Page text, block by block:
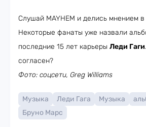
Слушай MAYHEM и делись мнением
Некоторые фанаты уже назвали
последние 15 лет карьеры Леди Гаги
согласен?
Фото: соцсети, Greg Williams
Музыка Леди Гага Музыка
Бруно Марс